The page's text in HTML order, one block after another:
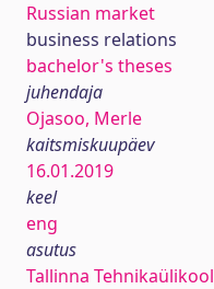
Russian market
business relations
bachelor's theses
juhendaja
Ojasoo, Merle
kaitsmiskuupäev
16.01.2019
keel
eng
asutus
Tallinna Tehnikaülikool